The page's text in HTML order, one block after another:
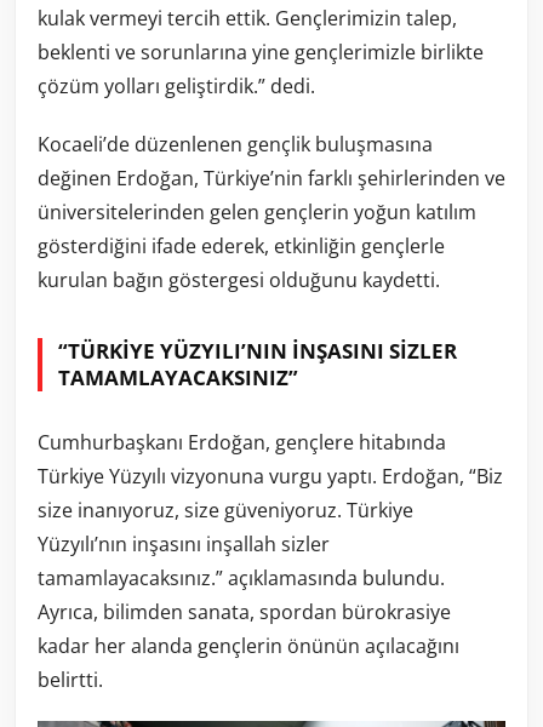
kulak vermeyi tercih ettik. Gençlerimizin talep,
beklenti ve sorunlarına yine gençlerimizle birlikte
çözüm yolları geliştirdik.” dedi.
Kocaeli’de düzenlenen gençlik buluşmasına
değinen Erdoğan, Türkiye’nin farklı şehirlerinden ve
üniversitelerinden gelen gençlerin yoğun katılım
gösterdiğini ifade ederek, etkinliğin gençlerle
kurulan bağın göstergesi olduğunu kaydetti.
“TÜRKİYE YÜZYILI’NIN İNŞASINI SİZLER
TAMAMLAYACAKSINIZ”
Cumhurbaşkanı Erdoğan, gençlere hitabında
Türkiye Yüzyılı vizyonuna vurgu yaptı. Erdoğan, “Biz
size inanıyoruz, size güveniyoruz. Türkiye
Yüzyılı’nın inşasını inşallah sizler
tamamlayacaksınız.” açıklamasında bulundu.
Ayrıca, bilimden sanata, spordan bürokrasiye
kadar her alanda gençlerin önünün açılacağını
belirtti.